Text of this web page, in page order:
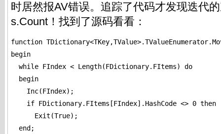
时居然报AV错误。追踪了代码才发现迭代
s.Count！找到了源码看看：
function
begin
  while FIndex < Length(FDictionary.FItems) do
  begin
    Inc(FIndex);
    if FDictionary.FItems[FIndex].HashCode <> 0 then
      Exit(True);
  end;